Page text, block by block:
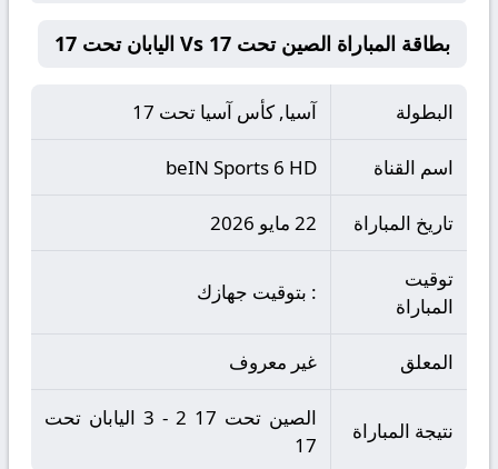
بطاقة المباراة الصين تحت 17 Vs اليابان تحت 17
البطولة آسيا, كأس آسيا تحت 17
اسم القناة beIN Sports 6 HD
تاريخ المباراة 22 مايو 2026
توقيت
المباراة
: بتوقيت جهازك
المعلق غير معروف
نتيجة المباراة
الصين تحت 17 2 - 3 اليابان تحت
17